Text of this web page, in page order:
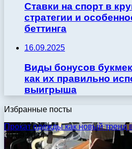
Ставки на спорт в
стратегии и
беттинга
16.09.2025
Виды бонусов
как их правильно
выигрыша
Избранные посты
Прокат одежды как новый тренд
30.09.2024